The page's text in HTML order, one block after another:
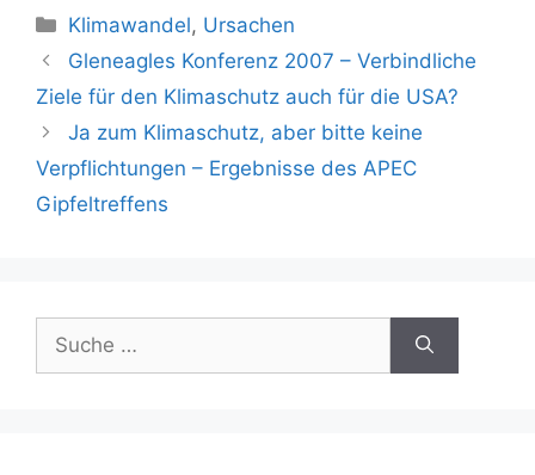
Kategorien
Klimawandel, Ursachen
Beitrags-
Navigation
Gleneagles Konferenz 2007 – Verbindliche
Ziele für den Klimaschutz auch für die USA?
Ja zum Klimaschutz, aber bitte keine
Verpflichtungen – Ergebnisse des APEC
Gipfeltreffens
nach: